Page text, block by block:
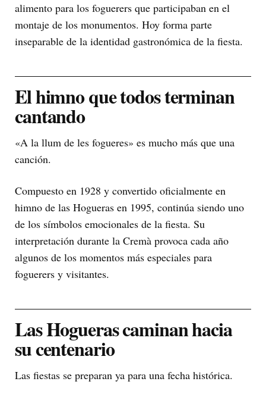
alimento para los foguerers que participaban en el
montaje de los monumentos. Hoy forma parte
inseparable de la identidad gastronómica de la fiesta.
El himno que todos terminan
cantando
«A la llum de les fogueres» es mucho más que una
canción.
Compuesto en 1928 y convertido oficialmente en
himno de las Hogueras en 1995, continúa siendo uno
de los símbolos emocionales de la fiesta. Su
interpretación durante la Cremà provoca cada año
algunos de los momentos más especiales para
foguerers y visitantes.
Las Hogueras caminan hacia
su centenario
Las fiestas se preparan ya para una fecha histórica.